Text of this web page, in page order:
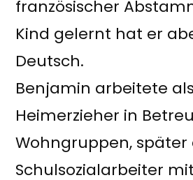
französischer
Kind gelernt hat er
Deutsch.
Benjamin arbeitete als
Heimerzieher in
Wohngruppen, später
Schulsozialarbeiter